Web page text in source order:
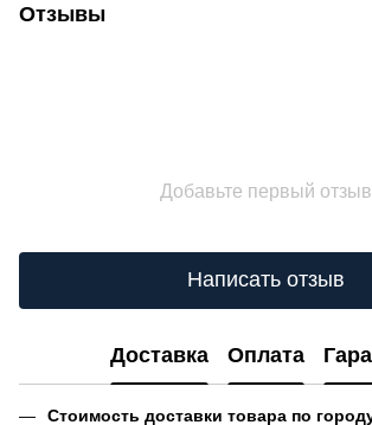
Отзывы
Добавьте первый отзыв
Написать отзыв
Доставка Оплата
Стоимость доставки товара по